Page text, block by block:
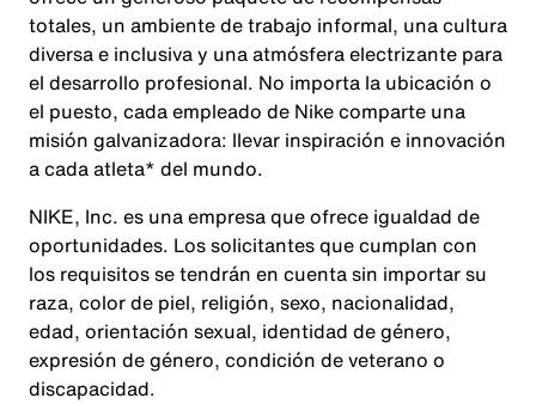
totales, un ambiente de trabajo informal, una cultura
diversa e inclusiva y una atmósfera electrizante para
el desarrollo profesional. No importa la ubicación o
el puesto, cada empleado de Nike comparte una
misión galvanizadora: llevar inspiración e innovación
a cada atleta* del mundo.
NIKE, Inc. es una empresa que ofrece igualdad de
oportunidades. Los solicitantes que cumplan con
los requisitos se tendrán en cuenta sin importar su
raza, color de piel, religión, sexo, nacionalidad,
edad, orientación sexual, identidad de género,
expresión de género, condición de veterano o
discapacidad.